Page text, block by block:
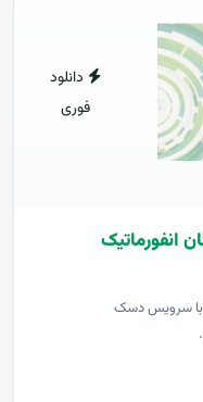
دانلود
فوری
با سرویس دسک